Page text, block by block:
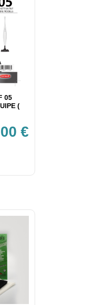
05
(
€